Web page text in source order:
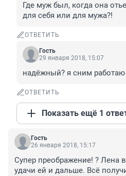
Где муж был, когда она
для себя или для мужа?!
ОТВЕТИТЬ
Гость
29 января 2018, 15:07
надёжный? я сним
ОТВЕТИТЬ
Показать ещё 1
Гость
26 января 2018, 15:17
Супер преображение! ? Лена
удачи ей и дальше. Всё